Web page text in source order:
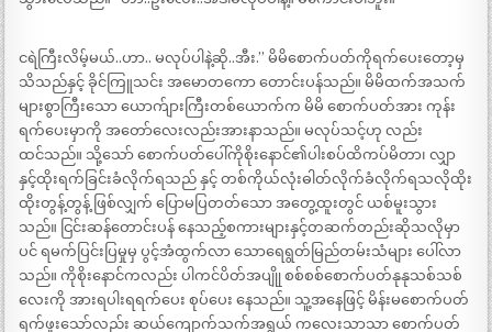
ငရဲကြီးလိမ့်မယ်..ဟာ.. မလုပ်ပါနဲ့ဆို..အီး.” မိမိစောက်ပတ်ကိုရက်ပေးတော့မှ
သိသည်နှင့် ခိုင်ကြူသင်း အမောတကော တောင်းပန်သည်။ မိမိထက်အသက်
များစွာကြီးသော ယောက်ျားကြီးတစ်ယောက်က မိမိ စောက်ပတ်အား ကုန်း
ရက်ပေးမှာကို အတော်လေးလည်းအားနာသည်။ မလုပ်သင့်ဟု လည်း
ထင်သည်။ သို့သော် စောက်ပတ်ပေါ်ကိုစိုးနောင်၏ပါးစပ်ထိကပ်မိတာ၊ လျှာ
နှင့်ထိုးရက်ခြင်းခံလိုက်ရသည် နှင့် တစ်ကိုယ်လုံးဓါတ်လိုက်ခံလိုက်ရသလိုထိုး
ထိုးတွန့်တွန့် ဖြစ်လျှက် ပြောမပြတတ်သော အတွေ့ထူးတွင် ယစ်မူးသွား
သည်။ ငြင်းဆန်တောင်းပန် နေသည့်စကားများနှင့်တဆက်တည်းဆိုသလိုမှာ
ပင် ရမက်ပြင်းပြမှုမှ ပွင့်အံထွက်လာ သောရေရွတ်မြည်တမ်းသံများ ပေါ်လာ
သည်။ ကိုစိုးနောင်ကလည်း ပါကင်ပိတ်အပျိုု စစ်စစ်စောက်ပတ်နုနုသစ်သစ်
လေးကို အားရပါးရရက်ပေး စုပ်ပေး နေသည်။ သူ့အနေဖြင့် မိန်းမစောက်ပတ်
ရက်ဖူးသော်လည်း ဆယ်ကျောက်သက်အရွယ် ကလေးသာသာ စောက်ပတ်